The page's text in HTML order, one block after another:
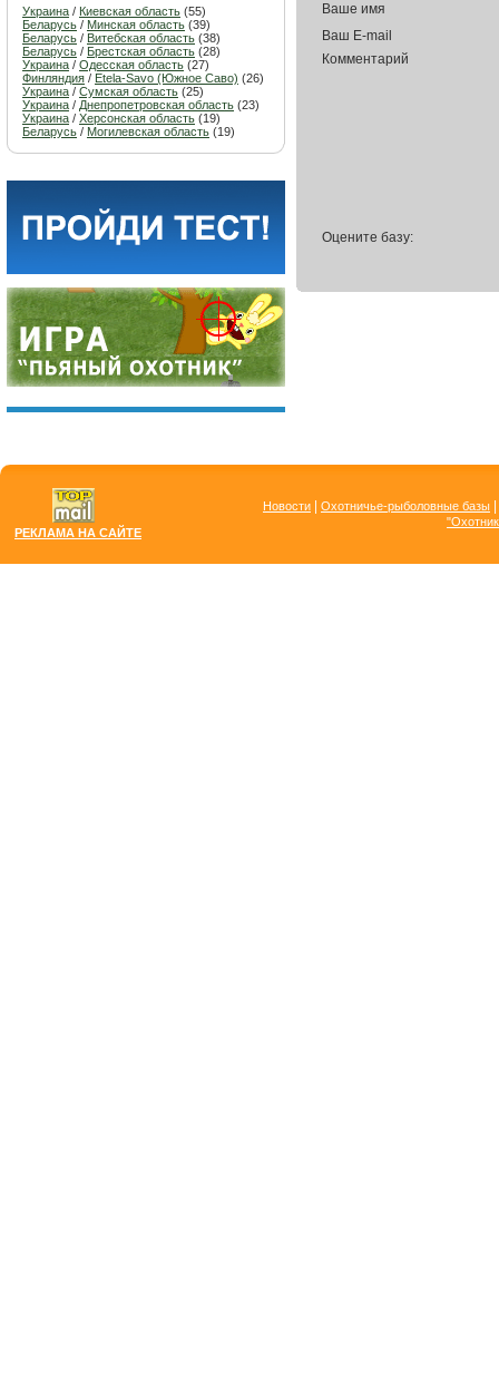
Украина / Киевская область (55)
Беларусь / Минская область (39)
Беларусь / Витебская область (38)
Беларусь / Брестская область (28)
Украина / Одесская область (27)
Финляндия / Etela-Savo (Южное Саво) (26)
Украина / Сумская область (25)
Украина / Днепропетровская область (23)
Украина / Херсонская область (19)
Беларусь / Могилевская область (19)
Ваше имя
Ваш E-mail
Комментарий
Оцените базу:
РЕКЛАМА НА САЙТЕ
Новости Охотничье-рыболовные базы